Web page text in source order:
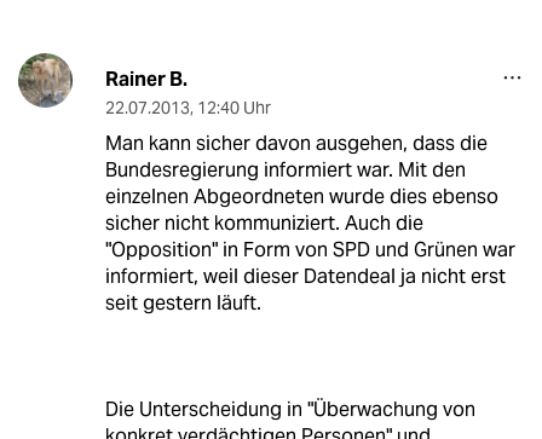
Rainer B.
22.07.2013, 12:40 Uhr
Man kann sicher davon ausgehen, dass die
Bundesregierung informiert war. Mit den
einzelnen Abgeordneten wurde dies ebenso
sicher nicht kommuniziert. Auch die
"Opposition" in Form von SPD und Grünen war
informiert, weil dieser Datendeal ja nicht erst
seit gestern läuft.
Die Unterscheidung in "Überwachung von